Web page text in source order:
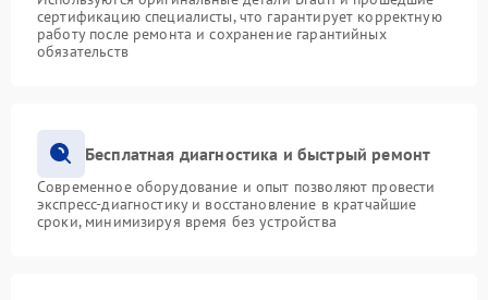
сертификацию специалисты, что гарантирует корректную
работу после ремонта и сохранение гарантийных
обязательств
Бесплатная диагностика и быстрый ремонт
Современное оборудование и опыт позволяют провести
экспресс-диагностику и восстановление в кратчайшие
сроки, минимизируя время без устройства